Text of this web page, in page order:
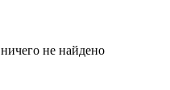
не найдено